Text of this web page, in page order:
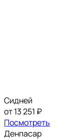
Сидней
от 13 251 ₽
Посмотреть
Денпасар